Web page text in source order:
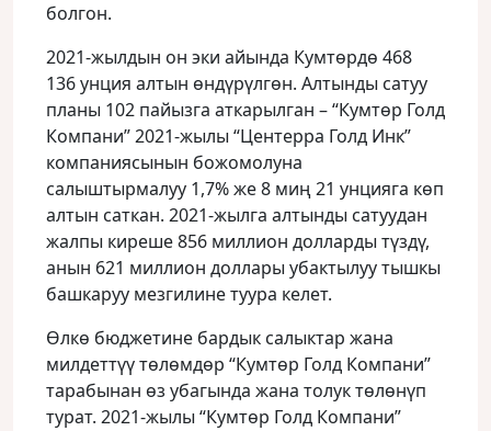
болгон.
2021-жылдын он эки айында Кумтөрдө 468
136 унция алтын өндүрүлгөн. Алтынды сатуу
планы 102 пайызга аткарылган – “Кумтөр Голд
Компани” 2021-жылы “Центерра Голд Инк”
компаниясынын божомолуна
салыштырмалуу 1,7% же 8 миң 21 унцияга көп
алтын саткан. 2021-жылга алтынды сатуудан
жалпы киреше 856 миллион долларды түздү,
анын 621 миллион доллары убактылуу тышкы
башкаруу мезгилине туура келет.
Өлкө бюджетине бардык салыктар жана
милдеттүү төлөмдөр “Кумтөр Голд Компани”
тарабынан өз убагында жана толук төлөнүп
турат. 2021-жылы “Кумтөр Голд Компани”